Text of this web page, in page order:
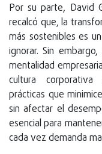
Por su parte, David
recalcó que, la
más sostenibles es
ignorar. Sin
mentalidad
cultura
prácticas que
sin afectar el
esencial para
cada vez demanda